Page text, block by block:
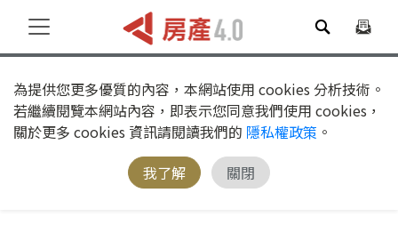
為提供您更多優質的內容，本網站使用 cookies 分析技術。
若繼續閱覽本網站內容，即表示您同意我們使用 cookies，
關於更多 cookies 資訊請閱讀我們的 隱私權政策 。
我了解
關閉